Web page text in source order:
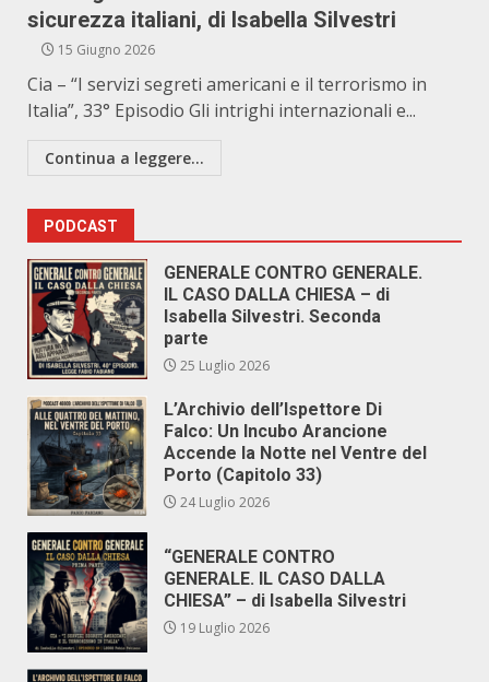
sicurezza italiani, di Isabella Silvestri
15 Giugno 2026
Cia – “I servizi segreti americani e il terrorismo in
Italia”, 33° Episodio Gli intrighi internazionali e...
Continua a leggere...
PODCAST
GENERALE CONTRO GENERALE.
IL CASO DALLA CHIESA – di
Isabella Silvestri. Seconda
parte
25 Luglio 2026
L’Archivio dell’Ispettore Di
Falco: Un Incubo Arancione
Accende la Notte nel Ventre del
Porto (Capitolo 33)
24 Luglio 2026
“GENERALE CONTRO
GENERALE. IL CASO DALLA
CHIESA” – di Isabella Silvestri
19 Luglio 2026